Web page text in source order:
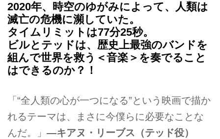
2020年、時空のゆがみによって、人類は
滅亡の危機に瀕していた。
タイムリミットは77分25秒。
ビルとテッドは、歴史上最強のバンドを
組んで世界を救う＜音楽＞を奏でること
はできるのか？！
「“全人類の心が一つになる”という映画で描か
れるテーマは、まさに今僕らに必要なことな
んだ。」 ―キアヌ・リーブス（テッド役）